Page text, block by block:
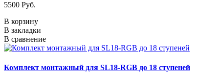
5500 Pуб.
В корзину
В закладки
В сравнение
Комплект монтажный для SL18-RGB до 18 ступеней